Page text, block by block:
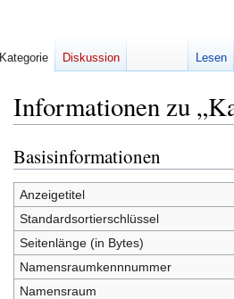
Informationen zu
Zur
Navigation
springen
Zur
Suche
springen
Basisinformationen
Anzeigetitel
Standardsortierschlüssel
Seitenlänge (in Bytes)
Namensraumkennnummer
Namensraum
Kategorie Diskussion Lesen